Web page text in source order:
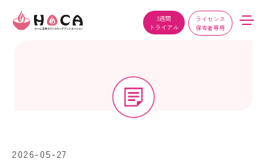
3週間
トライアル
ライセンス
保有者専用
2026-05-27